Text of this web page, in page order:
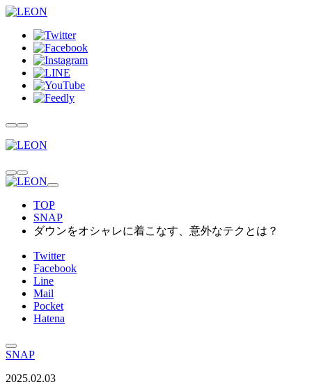
TOP
SNAP
ダウンをオシャレに着こなす、意外なテクとは？
Twitter
Facebook
Line
Mail
Pocket
Hatena
SNAP
2025.02.03